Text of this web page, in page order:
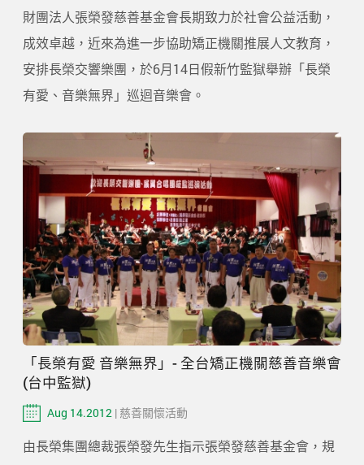
財團法人張榮發慈善基金會長期致力於社會公益活動，
成效卓越，近來為進一步協助矯正機關推展人文教育，
安排長榮交響樂團，於6月14日假新竹監獄舉辦「長榮
有愛、音樂無界」巡迴音樂會。
「長榮有愛 音樂無界」- 全台矯正機關慈善音樂會
(台中監獄)
Aug 14.2012 | 慈善關懷活動
由長榮集團總裁張榮發先生指示張榮發慈善基金會，規